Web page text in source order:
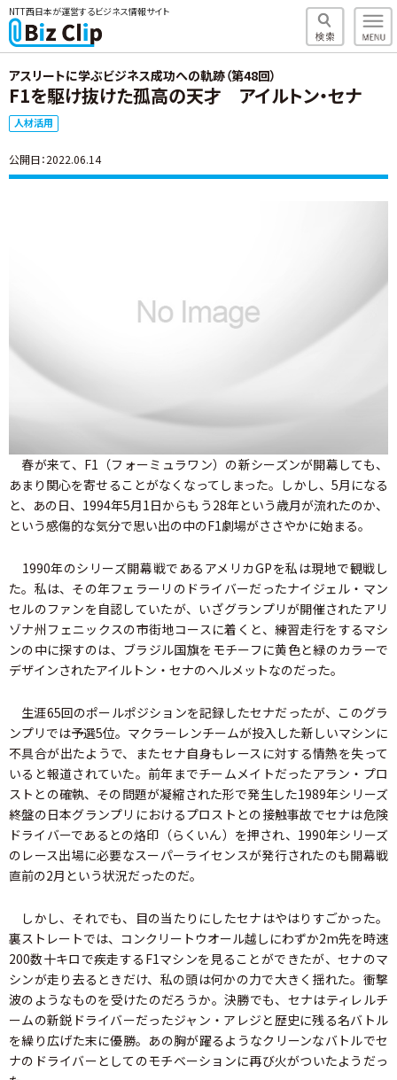
NTT西日本が運営するビジネス情報サイト
アスリートに学ぶビジネス成功への軌跡（第48回）
F1を駆け抜けた孤高の天才 アイルトン・セナ
人材活用
公開日：2022.06.14
春が来て、F1（フォーミュラワン）の新シーズンが開幕しても、
あまり関心を寄せることがなくなってしまった。しかし、5月になる
と、あの日、1994年5月1日からもう28年という歳月が流れたのか、
という感傷的な気分で思い出の中のF1劇場がささやかに始まる。
1990年のシリーズ開幕戦であるアメリカGPを私は現地で観戦し
た。私は、その年フェラーリのドライバーだったナイジェル・マン
セルのファンを自認していたが、いざグランプリが開催されたアリ
ゾナ州フェニックスの市街地コースに着くと、練習走行をするマシ
ンの中に探すのは、ブラジル国旗をモチーフに黄色と緑のカラーで
デザインされたアイルトン・セナのヘルメットなのだった。
生涯65回のポールポジションを記録したセナだったが、このグラ
ンプリでは予選5位。マクラーレンチームが投入した新しいマシンに
不具合が出たようで、またセナ自身もレースに対する情熱を失って
いると報道されていた。前年までチームメイトだったアラン・プロ
ストとの確執、その問題が凝縮された形で発生した1989年シリーズ
終盤の日本グランプリにおけるプロストとの接触事故でセナは危険
ドライバーであるとの烙印（らくいん）を押され、1990年シリーズ
のレース出場に必要なスーパーライセンスが発行されたのも開幕戦
直前の2月という状況だったのだ。
しかし、それでも、目の当たりにしたセナはやはりすごかった。
裏ストレートでは、コンクリートウオール越しにわずか2m先を時速
200数十キロで疾走するF1マシンを見ることができたが、セナのマ
シンが走り去るときだけ、私の頭は何かの力で大きく揺れた。衝撃
波のようなものを受けたのだろうか。決勝でも、セナはティレルチ
ームの新鋭ドライバーだったジャン・アレジと歴史に残る名バトル
を繰り広げた末に優勝。あの胸が躍るようなクリーンなバトルでセ
ナのドライバーとしてのモチベーションに再び火がついたようだっ